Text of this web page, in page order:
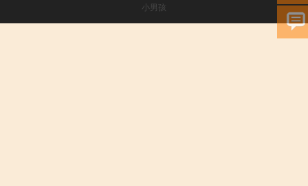
小男孩